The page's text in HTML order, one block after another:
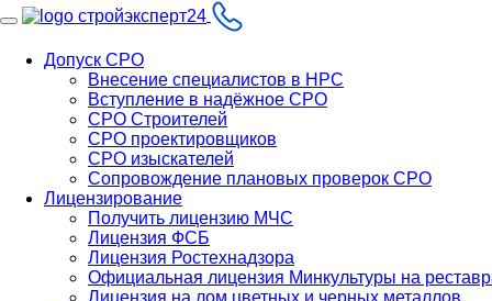
Допуск СРО
Внесение специалистов в НРС
Вступление в надёжное СРО
СРО Строителей
СРО проектировщиков
СРО изыскателей
Сопровождение плановых проверок СРО
Лицензирование
Получить лицензию МЧС
Лицензия ФСБ
Лицензия Ростехнадзора
Официальная лицензия Минкультуры на
Лицензия на лом цветных и черных металлов